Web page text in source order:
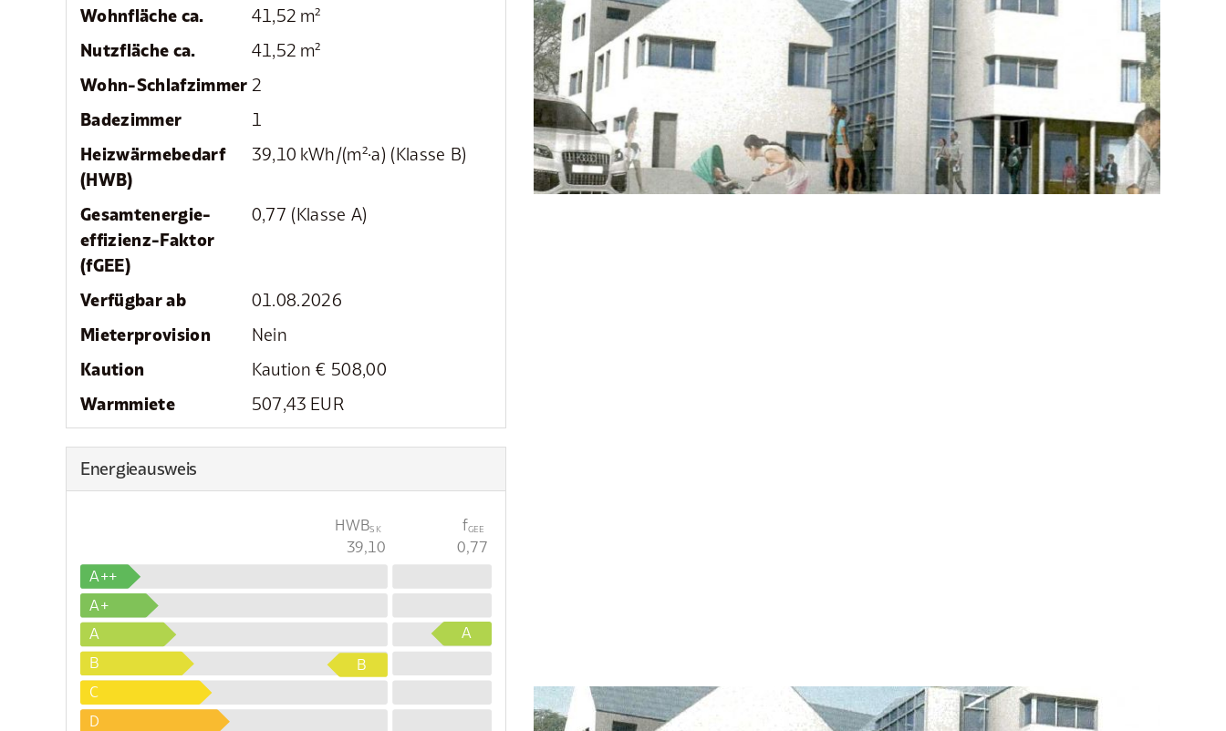
Wohnfläche ca.
41,52 m²
Nutzfläche ca.
41,52 m²
Wohn-Schlafzimmer 2
Badezimmer
1
Heizwärmebedarf
(HWB)
39,10 kWh/(m²·a) (Klasse B)
Gesamtenergie­
effizienz-Faktor
(fGEE)
0,77 (Klasse A)
Verfügbar ab
01.08.2026
Mieter­provision
Nein
Kaution
Kaution € 508,00
Warmmiete
507,43 EUR
Energieausweis
HWBSK
39,10 0,77
fGEE
A++
A+
A
B
C
D
A
B